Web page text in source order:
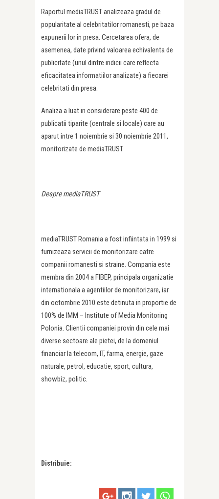
Raportul mediaTRUST analizeaza gradul de
popularitate al celebritatilor romanesti, pe baza
expunerii lor in presa. Cercetarea ofera, de
asemenea, date privind valoarea echivalenta de
publicitate (unul dintre indicii care reflecta
eficacitatea informatiilor analizate) a fiecarei
celebritati din presa.
Analiza a luat in considerare peste 400 de
publicatii tiparite (centrale si locale) care au
aparut intre 1 noiembrie si 30 noiembrie 2011,
monitorizate de mediaTRUST.
Despre mediaTRUST
mediaTRUST Romania a fost infiintata in 1999 si
furnizeaza servicii de monitorizare catre
companii romanesti si straine. Compania este
membra din 2004 a FIBEP, principala organizatie
internationala a agentiilor de monitorizare, iar
din octombrie 2010 este detinuta in proportie de
100% de IMM – Institute of Media Monitoring
Polonia. Clientii companiei provin din cele mai
diverse sectoare ale pietei, de la domeniul
financiar la telecom, IT, farma, energie, gaze
naturale, petrol, educatie, sport, cultura,
showbiz, politic.
Distribuie: